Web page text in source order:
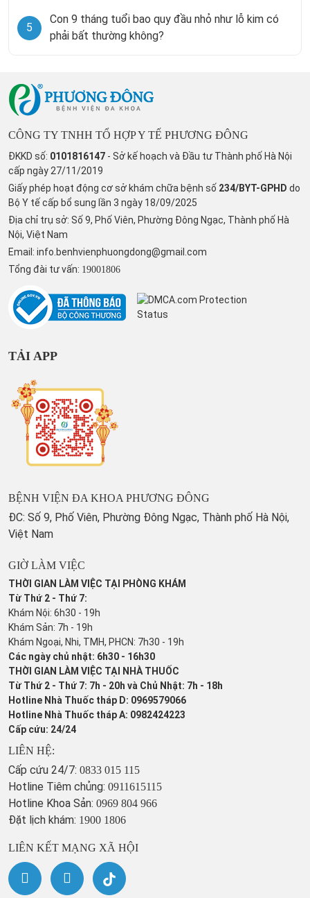
5
Con 9 tháng tuổi bao quy đầu nhỏ như lỗ kim có
phải bất thường không?
CÔNG TY TNHH TỔ HỢP Y TẾ PHƯƠNG ĐÔNG
ĐKKD số: 0101816147 - Sở kế hoạch và Đầu tư Thành phố Hà Nội
cấp ngày 27/11/2019
Giấy phép hoạt động cơ sở khám chữa bệnh số 234/BYT-GPHD do
Bộ Y tế cấp bổ sung lần 3 ngày 18/09/2025
Địa chỉ trụ sở: Số 9, Phố Viên, Phường Đông Ngạc, Thành phố Hà
Nội, Việt Nam
Email: info.benhvienphuongdong@gmail.com
Tổng đài tư vấn: 19001806
TẢI APP
BỆNH VIỆN ĐA KHOA PHƯƠNG ĐÔNG
ĐC: Số 9, Phố Viên, Phường Đông Ngạc, Thành phố Hà Nội,
Việt Nam
GIỜ LÀM VIỆC
THỜI GIAN LÀM VIỆC TẠI PHÒNG KHÁM
Từ Thứ 2 - Thứ 7:
Khám Nội: 6h30 - 19h
Khám Sản: 7h - 19h
Khám Ngoại, Nhi, TMH, PHCN: 7h30 - 19h
Các ngày chủ nhật: 6h30 - 16h30
THỜI GIAN LÀM VIỆC TẠI NHÀ THUỐC
Từ Thứ 2 - Thứ 7: 7h - 20h và Chủ Nhật: 7h - 18h
Hotline Nhà Thuốc tháp D: 0969579066
Hotline Nhà Thuốc tháp A: 0982424223
Cấp cứu: 24/24
LIÊN HỆ:
Cấp cứu 24/7: 0833 015 115
Hotline Tiêm chủng: 0911615115
Hotline Khoa Sản: 0969 804 966
Đặt lịch khám: 1900 1806
LIÊN KẾT MẠNG XÃ HỘI